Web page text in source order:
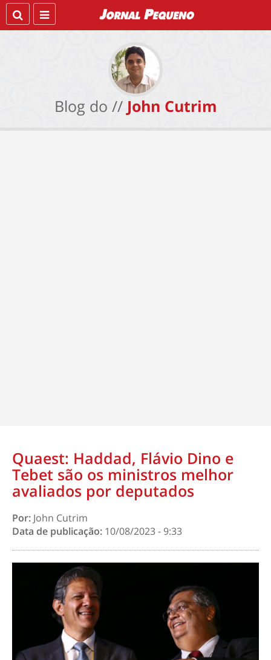
Blog do // John Cutrim
Quaest: Haddad, Flávio Dino e
Tebet são os ministros melhor
avaliados por deputados
Por: John Cutrim
Data de publicação: 10/08/2023 - 9:33